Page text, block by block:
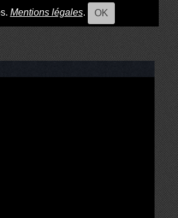
Mentions légales. OK